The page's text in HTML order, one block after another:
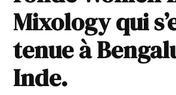
Mixology qui
tenue à
Inde.